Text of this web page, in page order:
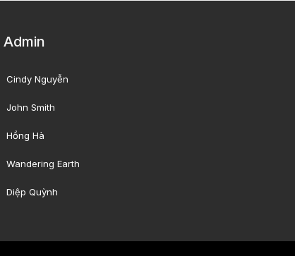
Admin
Cindy Nguyễn
John Smith
Hồng Hà
Wandering Earth
Diệp Quỳnh